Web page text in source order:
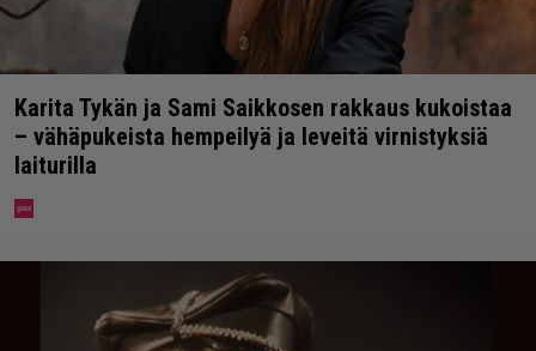
Karita Tykän ja Sami Saikkosen rakkaus kukoistaa
– vähäpukeista hempeilyä ja leveitä virnistyksiä
laiturilla